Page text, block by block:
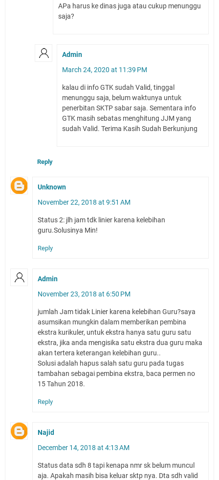
APa harus ke dinas juga atau cukup menunggu
saja?
Admin
March 24, 2020 at 11:39 PM
kalau di info GTK sudah Valid, tinggal
menunggu saja, belum waktunya untuk
penerbitan SKTP sabar saja. Sementara info
GTK masih sebatas menghitung JJM yang
sudah Valid. Terima Kasih Sudah Berkunjung
Reply
Unknown
November 22, 2018 at 9:51 AM
Status 2: jlh jam tdk linier karena kelebihan
guru.Solusinya Min!
Reply
Admin
November 23, 2018 at 6:50 PM
jumlah Jam tidak Linier karena kelebihan Guru?saya
asumsikan mungkin dalam memberikan pembina
ekstra kurikuler, untuk ekstra hanya satu guru satu
ekstra, jika anda mengisika satu ekstra dua guru maka
akan tertera keterangan kelebihan guru..
Solusi adalah hapus salah satu guru pada tugas
tambahan sebagai pembina ekstra, baca permen no
15 Tahun 2018.
Reply
Najid
December 14, 2018 at 4:13 AM
Status data sdh 8 tapi kenapa nmr sk belum muncul
aja. Apakah masih bisa keluar sktp nya. Dta sdh valid